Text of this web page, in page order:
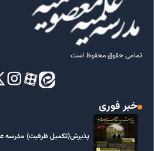
تمامی حقوق محفوظ است
خبر فوری
پذیرش(تکمیل ظرفیت) مدرسه